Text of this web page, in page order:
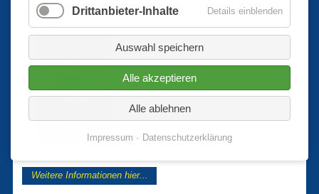
Unser diesjähriges Fliegerfest findet am 12. und 13. September
2026 statt.
Weitere Informationen hier...
Drittanbieter-Inhalte Details einblenden
Auswahl speichern
Alle akzeptieren
Alle ablehnen
Impressum Datenschutzerklärung